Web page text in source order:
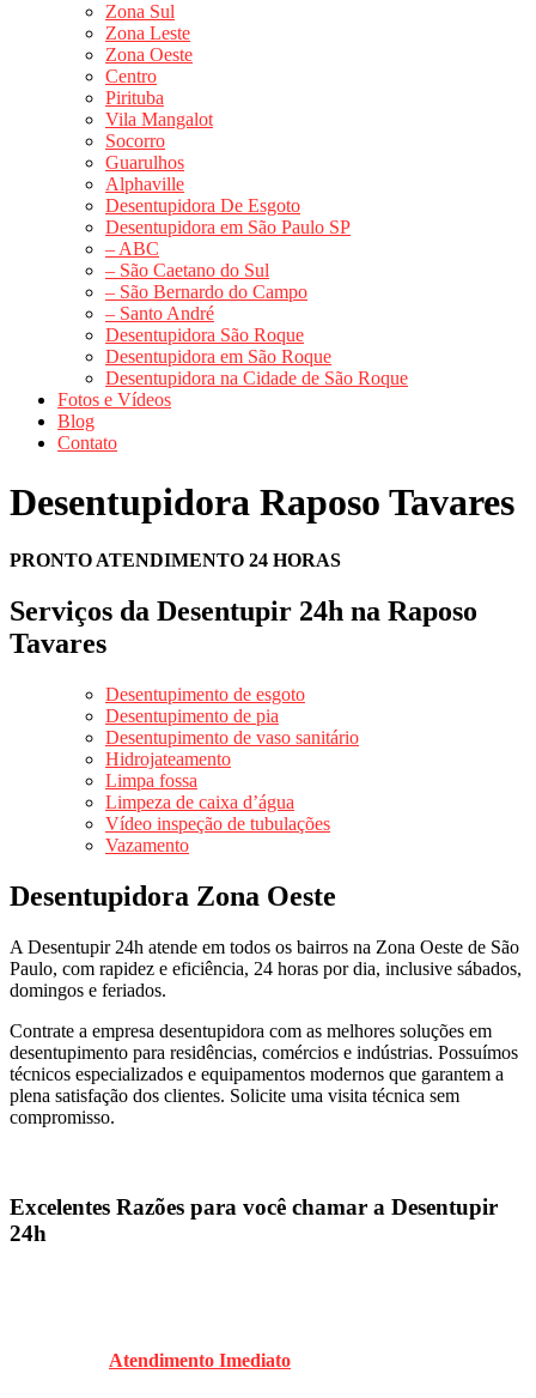
Zona Sul
Zona Leste
Zona Oeste
Centro
Pirituba
Vila Mangalot
Socorro
Guarulhos
Alphaville
Desentupidora De Esgoto
Desentupidora em São Paulo SP
– ABC
– São Caetano do Sul
– São Bernardo do Campo
– Santo André
Desentupidora São Roque
Desentupidora em São Roque
Desentupidora na Cidade de São Roque
Fotos e Vídeos
Blog
Contato
Desentupidora Raposo Tavares
PRONTO ATENDIMENTO 24 HORAS
Serviços da Desentupir 24h na Raposo
Tavares
Desentupimento de esgoto
Desentupimento de pia
Desentupimento de vaso sanitário
Hidrojateamento
Limpa fossa
Limpeza de caixa d’água
Vídeo inspeção de tubulações
Vazamento
Desentupidora Zona Oeste
A Desentupir 24h atende em todos os bairros na Zona Oeste de São
Paulo, com rapidez e eficiência, 24 horas por dia, inclusive sábados,
domingos e feriados.
Contrate a empresa desentupidora com as melhores soluções em
desentupimento para residências, comércios e indústrias. Possuímos
técnicos especializados e equipamentos modernos que garantem a
plena satisfação dos clientes. Solicite uma visita técnica sem
compromisso.
Excelentes Razões para você chamar a Desentupir
24h
Atendimento Imediato